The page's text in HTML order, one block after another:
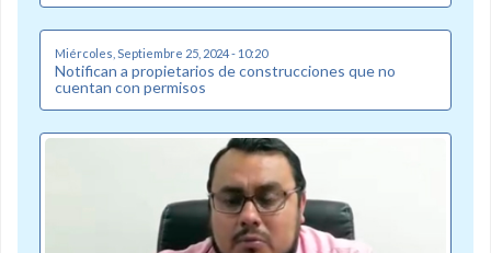
Miércoles, Septiembre 25, 2024 - 10:20
Notifican a propietarios de construcciones que no
cuentan con permisos